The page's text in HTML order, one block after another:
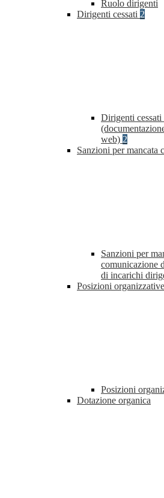
Ruolo dirigenti
Dirigenti cessati 2
Dirigenti
web) 2
Sanzioni per mancata
Sanzioni per
comunicazione
di incarichi
Posizioni organizzative
Posizioni
Dotazione organica